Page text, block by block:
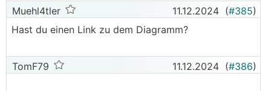
Muehl4tler 11.12.2024 (#385)
Hast du einen Link zu dem Diagramm?
TomF79 11.12.2024 (#386)